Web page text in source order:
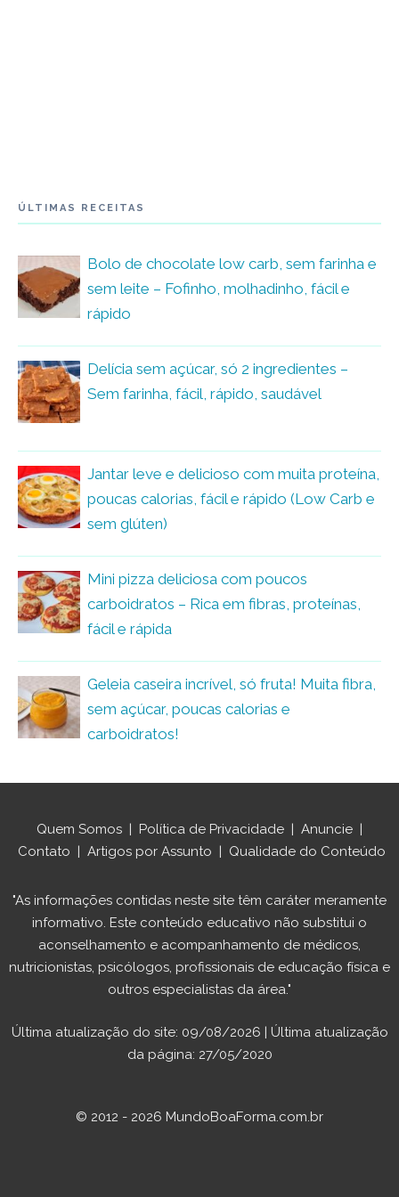
ÚLTIMAS RECEITAS
Bolo de chocolate low carb, sem farinha e
sem leite – Fofinho, molhadinho, fácil e
rápido
Delícia sem açúcar, só 2 ingredientes –
Sem farinha, fácil, rápido, saudável
Jantar leve e delicioso com muita proteína,
poucas calorias, fácil e rápido (Low Carb e
sem glúten)
Mini pizza deliciosa com poucos
carboidratos – Rica em fibras, proteínas,
fácil e rápida
Geleia caseira incrível, só fruta! Muita fibra,
sem açúcar, poucas calorias e
carboidratos!
Quem Somos | Política de Privacidade | Anuncie |
Contato | Artigos por Assunto | Qualidade do Conteúdo
"As informações contidas neste site têm caráter meramente
informativo. Este conteúdo educativo não substitui o
aconselhamento e acompanhamento de médicos,
nutricionistas, psicólogos, profissionais de educação física e
outros especialistas da área."
Última atualização do site: 09/08/2026 | Última atualização
da página: 27/05/2020
© 2012 - 2026 MundoBoaForma.com.br